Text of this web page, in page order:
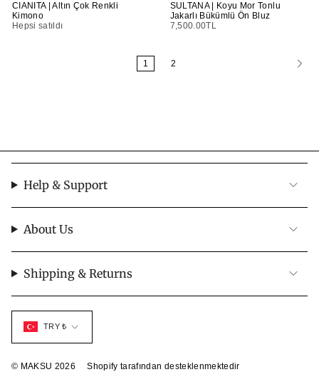
CIANITA | Altın Çok Renkli
Kimono
Hepsi satıldı
SULTANA | Koyu Mor Tonlu
Jakarlı Bükümlü Ön Bluz
7,500.00TL
1 2
Help & Support
About Us
Shipping & Returns
Para
birimi
TRY ₺
© MAKSU 2026 Shopify tarafından desteklenmektedir